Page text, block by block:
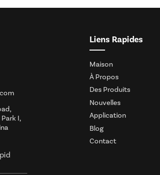
I,
Liens Rapides
Maison
À Propos
Des Produits
Nouvelles
Application
Blog
Contact